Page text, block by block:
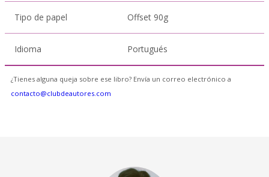
Tipo de papel Offset 90g
Idioma Portugués
¿Tienes alguna queja sobre ese libro? Envía un correo electrónico a
contacto@clubdeautores.com